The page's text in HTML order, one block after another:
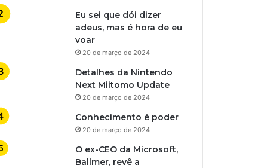
Eu sei que dói dizer
adeus, mas é hora de eu
voar
20 de março de 2024
Detalhes da Nintendo
Next Miitomo Update
20 de março de 2024
Conhecimento é poder
20 de março de 2024
O ex-CEO da Microsoft,
Ballmer, revê a